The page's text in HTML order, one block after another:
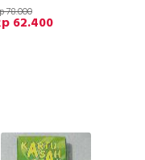
78.000
62.400